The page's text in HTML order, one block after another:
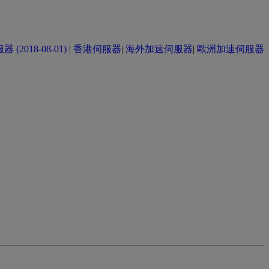
(2018-08-01) | 香港伺服器| 海外加速伺服器| 歐洲加速伺服器